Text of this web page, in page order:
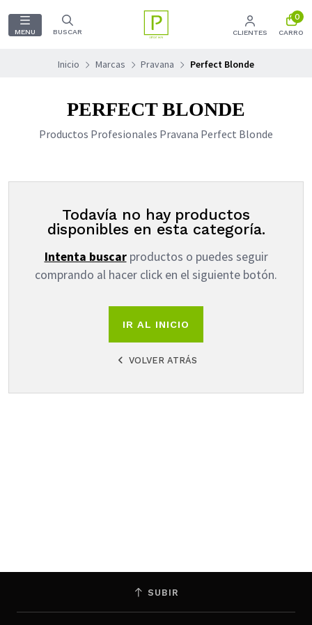
MENU BUSCAR CLIENTES
0
CARRO
Inicio Marcas Pravana Perfect Blonde
PERFECT BLONDE
Productos Profesionales Pravana Perfect Blonde
Todavía no hay productos
disponibles en esta categoría.
Intenta buscarproductos o puedes seguir
comprando al hacer click en el siguiente botón.
IR AL INICIO
VOLVER ATRÁS
SUBIR